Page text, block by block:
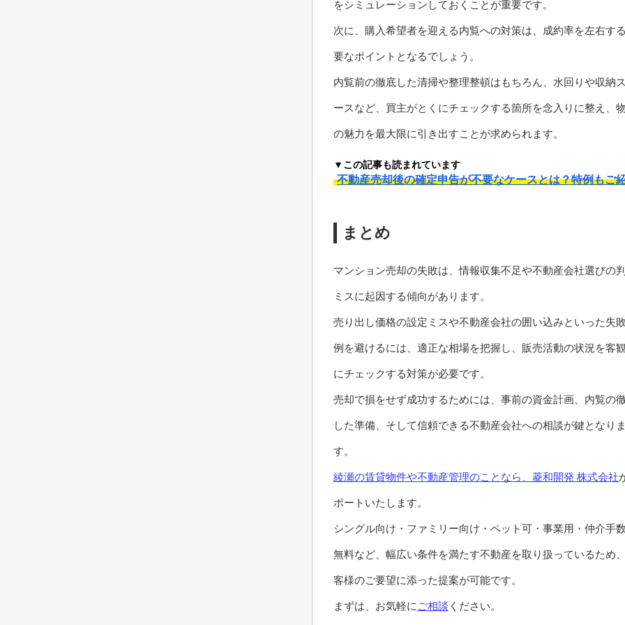
をシミュレーションしておくことが重要です。
次に、購入希望者を迎える内覧への対策は、成約率を左右す
要なポイントとなるでしょう。
内覧前の徹底した清掃や整理整頓はもちろん、水回りや収納
ースなど、買主がとくにチェックする箇所を念入りに整え、
の魅力を最大限に引き出すことが求められます。
▼この記事も読まれています
不動産売却後の確定申告が不要なケースとは？特例もご
まとめ
マンション売却の失敗は、情報収集不足や不動産会社選びの
ミスに起因する傾向があります。
売り出し価格の設定ミスや不動産会社の囲い込みといった失
例を避けるには、適正な相場を把握し、販売活動の状況を客
にチェックする対策が必要です。
売却で損をせず成功するためには、事前の資金計画、内覧の
した準備、そして信頼できる不動産会社への相談が鍵となりま
す。
綾瀬の賃貸物件や不動産管理のことなら、菱和開発 株式会社
ポートいたします。
シングル向け・ファミリー向け・ペット可・事業用・仲介手
無料など、幅広い条件を満たす不動産を取り扱っているため
客様のご要望に添った提案が可能です。
まずは、お気軽に ご相談 ください。